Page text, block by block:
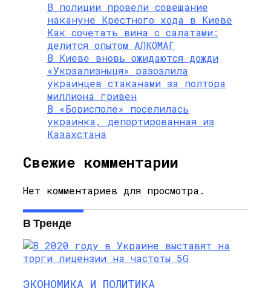
В полиции провели совещание
накануне Крестного хода в Киеве
Как сочетать вина с салатами:
делится опытом АЛКОМАГ
В Киеве вновь ожидаются дожди
«Укрзализныця» разозлила
украинцев стаканами за полтора
миллиона гривен
В «Борисполе» поселилась
украинка, депортированная из
Казахстана
Свежие комментарии
Нет комментариев для просмотра.
В Тренде
ЭКОНОМИКА И ПОЛИТИКА